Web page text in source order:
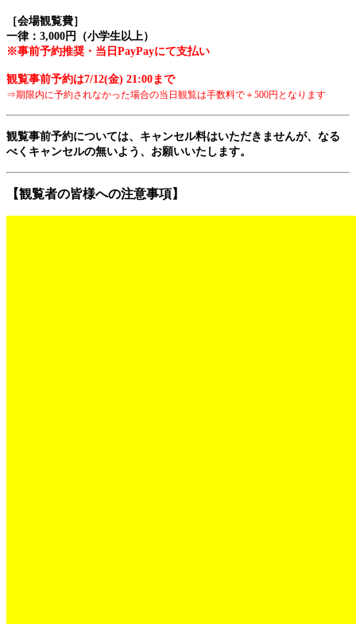
［会場観覧費］
一律：3,000円（小学生以上）
※事前予約推奨・当日PayPayにて支払い
観覧事前予約は7/12(金) 21:00まで
⇒期限内に予約されなかった場合の当日観覧は手数料で＋500円 となります
観覧事前予約については、キャンセル料はいただきませんが、なる
べくキャンセルの無いよう、お願いいたします。
【観覧者の皆様への注意事項】